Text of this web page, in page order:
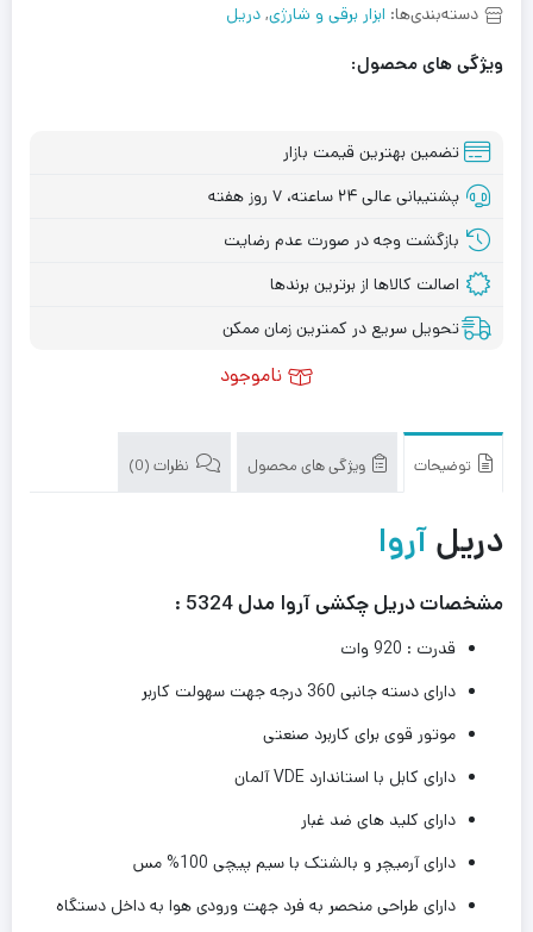
دسته‌بندی‌ها: ابزار برقی و شارژی, دریل
ویژگی های محصول:
تضمین بهترین قیمت بازار
پشتیبانی عالی ۲۴ ساعته، ۷ روز هفته
بازگشت وجه در صورت عدم رضایت
اصالت کالاها از برترین برندها
تحویل سریع در کمترین زمان ممکن
ناموجود
توضیحات ویژگی های محصول نظرات (0)
دریل آروا
مشخصات دریل چکشی آروا مدل 5324 :
قدرت : 920 وات
دارای دسته جانبی 360 درجه جهت سهولت کاربر
موتور قوی برای کاربرد صنعتی
دارای کابل با استاندارد VDE آلمان
دارای کلید های ضد غبار
دارای آرمیچر و بالشتک با سیم پیچی 100% مس
دارای طراحی منحصر به فرد جهت ورودی هوا به داخل دستگاه